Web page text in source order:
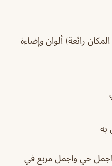
رائعة) ألوان وإضاءة
به
اجمل حي واجمل مربع في